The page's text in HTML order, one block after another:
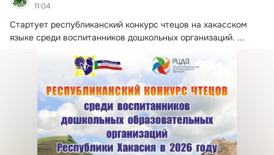
11:04
Стартует республиканский конкурс чтецов на хакасском
языке среди воспитанников дошкольных организаций. ...